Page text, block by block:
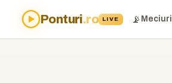
Ponturi.ro LIVE 📡 Meciuri